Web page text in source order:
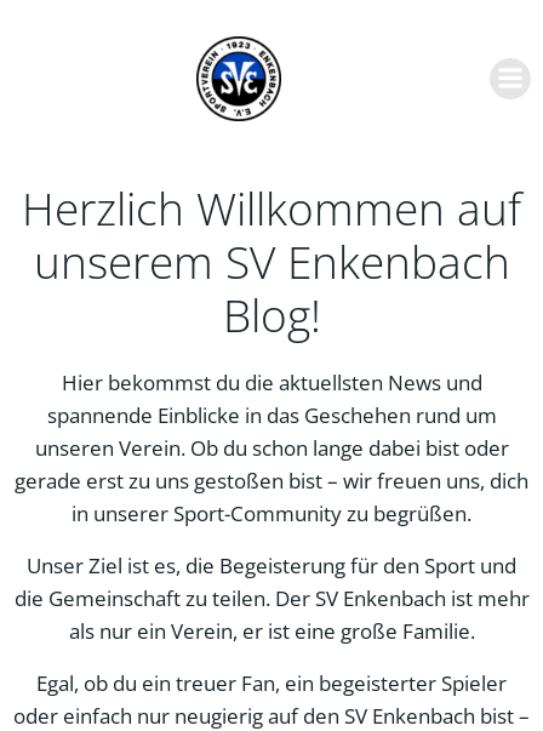
springen
Herzlich Willkommen auf
unserem SV Enkenbach
Blog!
Hier bekommst du die aktuellsten News und
spannende Einblicke in das Geschehen rund um
unseren Verein. Ob du schon lange dabei bist oder
gerade erst zu uns gestoßen bist – wir freuen uns, dich
in unserer Sport-Community zu begrüßen.
Unser Ziel ist es, die Begeisterung für den Sport und
die Gemeinschaft zu teilen. Der SV Enkenbach ist mehr
als nur ein Verein, er ist eine große Familie.
Egal, ob du ein treuer Fan, ein begeisterter Spieler
oder einfach nur neugierig auf den SV Enkenbach bist –